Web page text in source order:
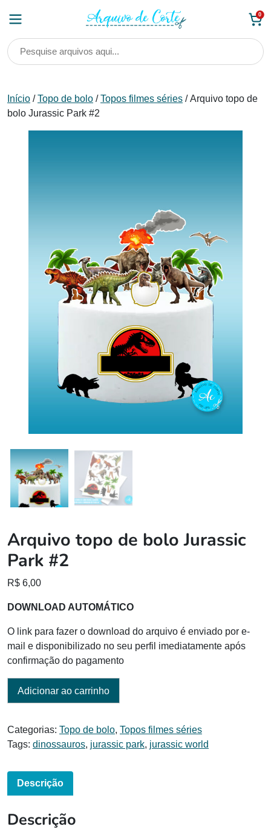
0
Início /Topo de bolo /Topos filmes séries / Arquivo topo de
bolo Jurassic Park #2
Arquivo topo de bolo Jurassic
Park #2
R$ 6,00
DOWNLOAD AUTOMÁTICO
O link para fazer o download do arquivo é enviado por e-
mail e disponibilizado no seu perfil imediatamente após
confirmação do pagamento
Adicionar ao carrinho
Categorias: Topo de bolo, Topos filmes séries
Tags: dinossauros, jurassic park, jurassic world
Descrição
Descrição